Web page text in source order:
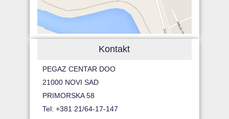
Kontakt
PEGAZ CENTAR DOO
21000 NOVI SAD
PRIMORSKA 58
Tel: +381 21/64-17-147